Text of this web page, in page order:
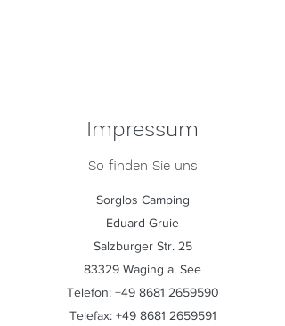
Impressum
So finden Sie uns
Sorglos Camping
Eduard Gruie
Salzburger Str. 25
83329 Waging a. See
Telefon: +49 8681 2659590
Telefax: +49 8681 2659591